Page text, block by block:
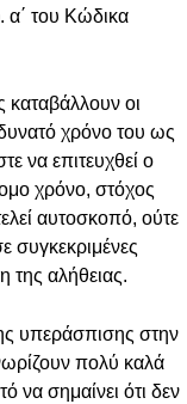
α΄ του Κώδικα
καταβάλλουν οι
δυνατό χρόνο του ως
να επιτευχθεί ο
χρόνο, στόχος
αυτοσκοπό, ούτε
συγκεκριμένες
της αλήθειας.
υπεράσπισης στην
πολύ καλά
να σημαίνει ότι δεν